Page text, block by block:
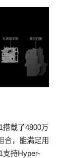
载了4800万
合，能满足用
支持Hyper-